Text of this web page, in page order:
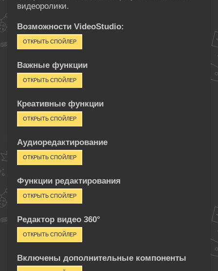
видеоролики.
Возможности VideoStudio:
Важные функции
Креативные функции
Аудиоредактирование
Функции редактирования
Редактор видео 360°
Включены дополнительные компоненты